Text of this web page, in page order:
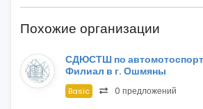
Похожие организации
СДЮСТШ по
Филиал в г. Ошмяны
Basic 0 предложений